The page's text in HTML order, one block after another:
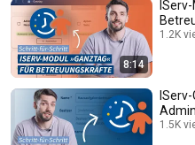
8:14
1.2K
1.5K